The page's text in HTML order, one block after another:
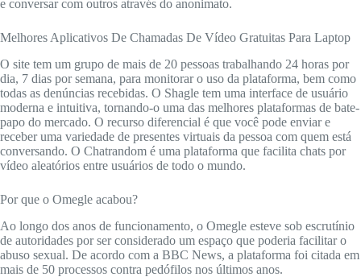
e conversar com outros através do anonimato.
Melhores Aplicativos De Chamadas De Vídeo Gratuitas Para Laptop
O site tem um grupo de mais de 20 pessoas trabalhando 24 horas por
dia, 7 dias por semana, para monitorar o uso da plataforma, bem como
todas as denúncias recebidas. O Shagle tem uma interface de usuário
moderna e intuitiva, tornando-o uma das melhores plataformas de bate-
papo do mercado. O recurso diferencial é que você pode enviar e
receber uma variedade de presentes virtuais da pessoa com quem está
conversando. O Chatrandom é uma plataforma que facilita chats por
vídeo aleatórios entre usuários de todo o mundo.
Por que o Omegle acabou?
Ao longo dos anos de funcionamento, o Omegle esteve sob escrutínio
de autoridades por ser considerado um espaço que poderia facilitar o
abuso sexual. De acordo com a BBC News, a plataforma foi citada em
mais de 50 processos contra pedófilos nos últimos anos.